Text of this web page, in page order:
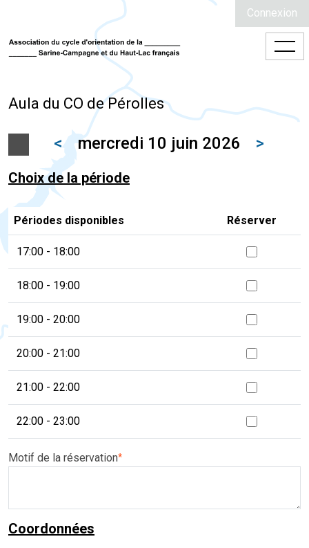
Connexion
Aula du CO de Pérolles
< mercredi 10 juin 2026 >
Choix de la période
Périodes disponibles Réserver
17:00 - 18:00
18:00 - 19:00
19:00 - 20:00
20:00 - 21:00
21:00 - 22:00
22:00 - 23:00
Motif de la réservation*
Coordonnées